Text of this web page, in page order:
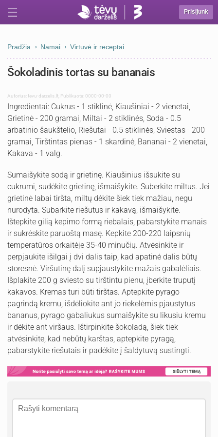
Prisijunk
Pradžia Namai Virtuvė ir receptai
Šokoladinis tortas su bananais
Autorius:tevu-darzelis.lt Publikuota: 0000-00-00
Ingredientai: Cukrus - 1 stiklinė, Kiaušiniai - 2 vienetai,
Grietinė - 200 gramai, Miltai - 2 stiklinės, Soda - 0.5
arbatinio šaukštelio, Riešutai - 0.5 stiklinės, Sviestas - 200
gramai, Tirštintas pienas - 1 skardinė, Bananai - 2 vienetai,
Kakava - 1 valg.
Sumaišykite sodą ir grietinę. Kiaušinius išsukite su
cukrumi, sudėkite grietinę, išmaišykite. Suberkite miltus. Jei
grietinė labai tiršta, miltų dėkite šiek tiek mažiau, negu
nurodyta. Subarkite riešutus ir kakavą, išmaišykite.
Ištepkite gilią kepimo formą riebalais, pabarstykite manais
ir sukrėskite paruoštą masę. Kepkite 200-220 laipsnių
temperatūros orkaitėje 35-40 minučių. Atvėsinkite ir
perpjaukite išilgai į dvi dalis taip, kad apatinė dalis būtų
storesnė. Viršutinę dalį supjaustykite mažais gabalėliais.
Išplakite 200 g sviesto su tirštintu pienu, įberkite truputį
kakavos. Kremas turi būti tirštas. Aptepkite pyrago
pagrindą kremu, išdėliokite ant jo riekelėmis pjaustytus
bananus, pyrago gabaliukus sumaišykite su likusiu kremu
ir dėkite ant viršaus. Ištirpinkite šokoladą, šiek tiek
atvėsinkite, kad nebūtų karštas, aptepkite pyragą,
pabarstykite riešutais ir padėkite į šaldytuvą sustingti.